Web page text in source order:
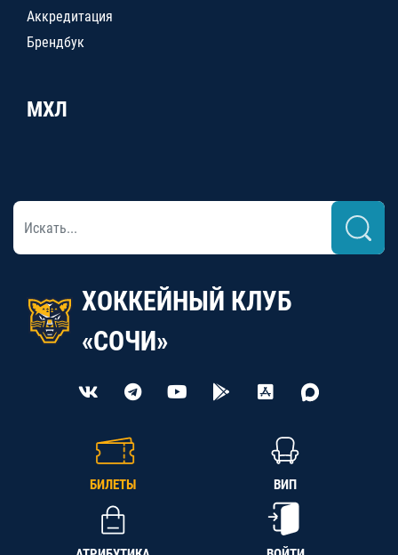
Аккредитация
Брендбук
МХЛ
ХОККЕЙНЫЙ КЛУБ
«СОЧИ»
БИЛЕТЫ ВИП